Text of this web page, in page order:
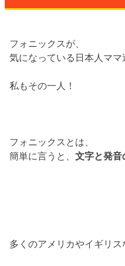
フォニックスが、
気になっている日本人マ
私もその一人！
フォニックスとは、
簡単に言うと、文字と発音
多くのアメリカやイギリス